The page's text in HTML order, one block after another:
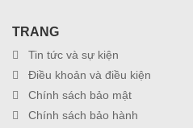
TRANG
Tin tức và sự kiện
Điều khoản và điều kiện
Chính sách bảo mật
Chính sách bảo hành